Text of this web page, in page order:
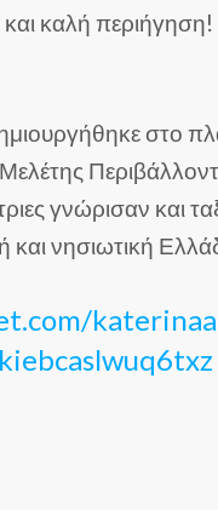
καλή περιήγηση!
στο
γνώρισαν και
και νησιωτική